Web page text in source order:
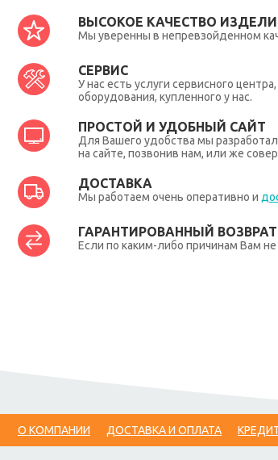
ВЫСОКОЕ КАЧЕСТВО
Мы уверенны в непревзойденном
СЕРВИС
У нас есть услуги сервисного
оборудования, купленного у нас.
ПРОСТОЙ И УДОБНЫЙ САЙТ
Для Вашего удобства мы
на сайте, позвонив нам, или же
ДОСТАВКА
Мы работаем очень оперативно и
ГАРАНТИРОВАННЫЙ
Если по каким-либо причинам Вам
О КОМПАНИИ ДОСТАВКА И ОПЛАТА